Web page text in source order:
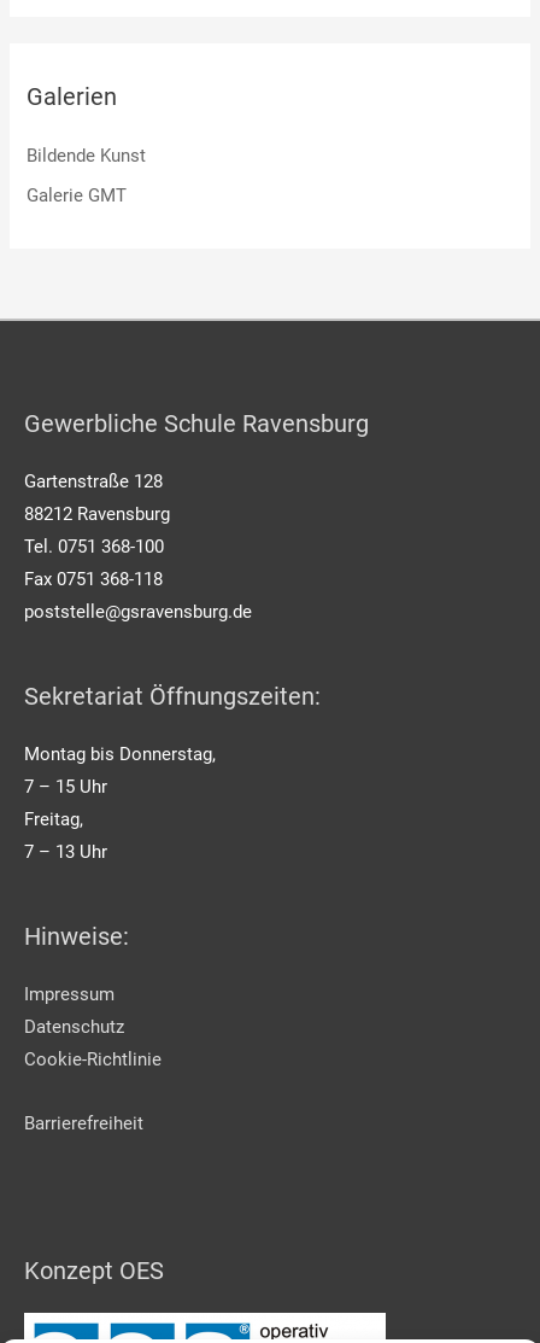
Galerien
Bildende Kunst
Galerie GMT
Gewerbliche Schule Ravensburg
Gartenstraße 128
88212 Ravensburg
Tel. 0751 368-100
Fax 0751 368-118
poststelle@gsravensburg.de
Sekretariat Öffnungszeiten:
Montag bis Donnerstag,
7 – 15 Uhr
Freitag,
7 – 13 Uhr
Hinweise:
Impressum
Datenschutz
Cookie-Richtlinie
Barrierefreiheit
Konzept OES